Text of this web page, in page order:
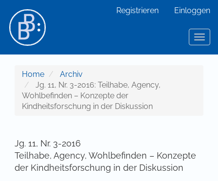
Hauptinhalt
Sidebar
Registrieren Einloggen
Home
Archiv
Jg. 11, Nr. 3-2016: Teilhabe, Agency,
Wohlbefinden – Konzepte der
Kindheitsforschung in der Diskussion
Jg. 11, Nr. 3-2016
Teilhabe, Agency, Wohlbefinden – Konzepte
der Kindheitsforschung in der Diskussion